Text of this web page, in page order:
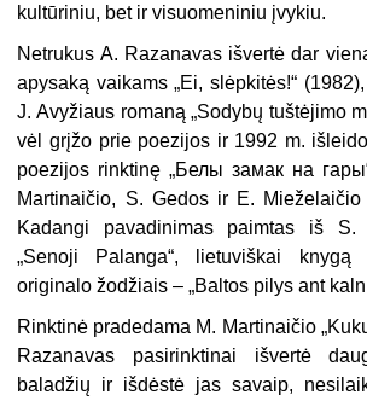
kultūriniu, bet ir visuomeniniu įvykiu.
Netrukus A. Razanavas išvertė dar
apysaką vaikams „Ei, slėpkitės!“
J. Avyžiaus romaną „Sodybų tuštėjimo
vėl grįžo prie poezijos ir 1992 m.
poezijos rinktinę „Белы замак на
Martinaičio, S. Gedos ir E.
Kadangi pavadinimas paimtas iš S.
„Senoji Palanga“, lietuviškai
originalo žodžiais – „Baltos pilys ant
Rinktinė pradedama M. Martinaičio
Razanavas pasirinktinai išvertė
baladžių ir išdėstė jas savaip,